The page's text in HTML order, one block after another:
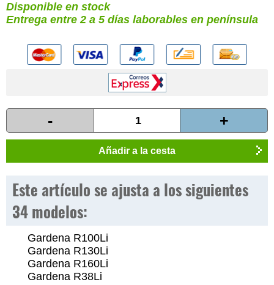
Disponible en stock
Entrega entre 2 a 5 días laborables en península
- +
Añadir a la cesta
Este artículo se ajusta a los siguientes
34 modelos:
Gardena R100Li
Gardena R130Li
Gardena R160Li
Gardena R38Li